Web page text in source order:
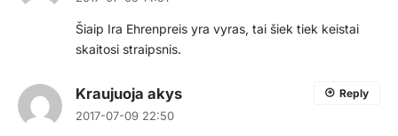
Šiaip Ira Ehrenpreis yra vyras, tai šiek tiek keistai
skaitosi straipsnis.
Kraujuoja akys
2017-07-09 22:50
Reply